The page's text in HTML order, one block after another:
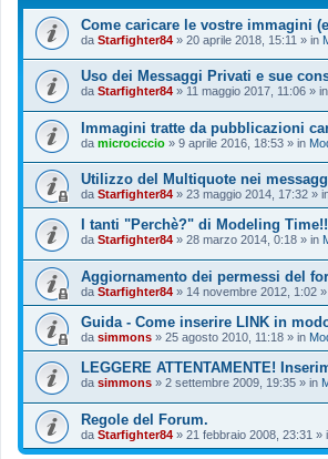
Come caricare le vostre immagini
da Starfighter84 » 20 aprile 2018, 15:11 » in
Uso dei Messaggi Privati e sue
da Starfighter84 » 11 maggio 2017, 11:06 » in
Immagini tratte da pubblicazioni
da microciccio » 9 aprile 2016, 18:53 » in
Utilizzo del Multiquote nei
da Starfighter84 » 23 maggio 2014, 17:32 »
I tanti "Perchè?" di Modeling Time!!
da Starfighter84 » 28 marzo 2014, 0:18 » in
Aggiornamento dei permessi del
da Starfighter84 » 14 novembre 2012, 1:02
Guida - Come inserire LINK in
da simmons » 25 agosto 2010, 11:18 » in
LEGGERE ATTENTAMENTE!
da simmons » 2 settembre 2009, 19:35 » in
Regole del Forum.
da Starfighter84 » 21 febbraio 2008, 23:31 »